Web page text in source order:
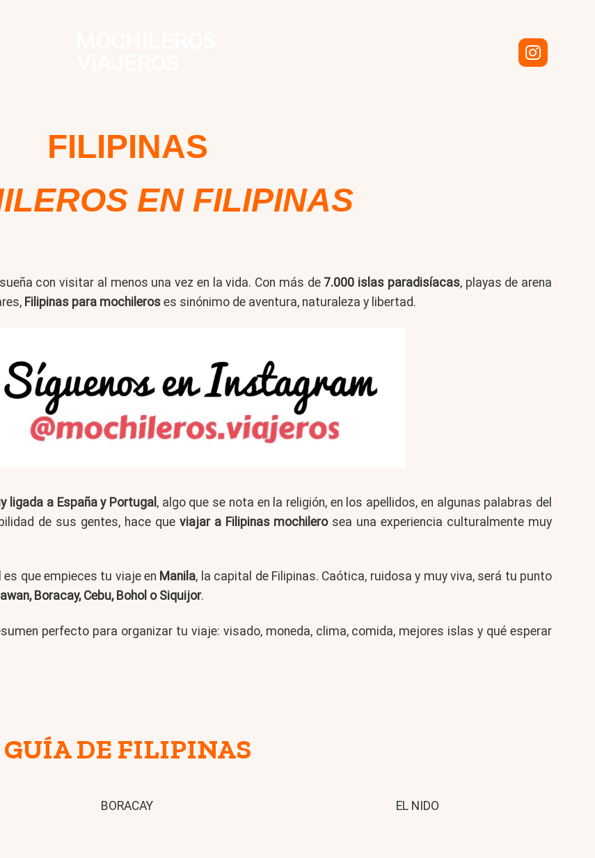
FILIPINAS
EN FILIPINAS
con visitar al menos una vez en la vida. Con más de 7.000 islas paradisíacas, playas de arena
Filipinas para mochileros es sinónimo de aventura, naturaleza y libertad.
ligada a España y Portugal , algo que se nota en la religión, en los apellidos, en algunas palabras del
de sus gentes, hace que viajar a Filipinas mochilerosea una experiencia culturalmente muy
que empieces tu viaje en Manila, la capital de Filipinas. Caótica, ruidosa y muy viva, será tu punto
Boracay, Cebu, Bohol o Siquijor.
perfecto para organizar tu viaje: visado, moneda, clima, comida, mejores islas y qué esperar
GUÍA DE FILIPINAS
BORACAY EL NIDO